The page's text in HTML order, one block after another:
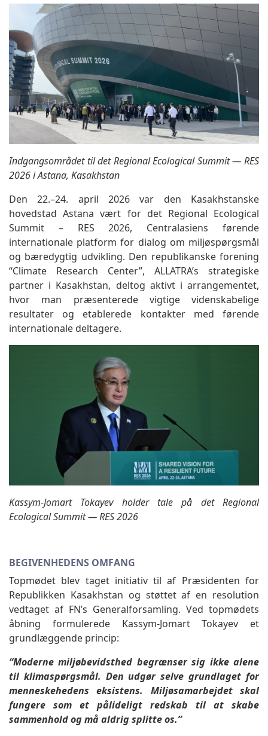
Indgangsområdet til det Regional Ecological Summit — RES
2026 i Astana, Kasakhstan
Den 22.–24. april 2026 var den Kasakhstanske
hovedstad Astana vært for det Regional Ecological
Summit – RES 2026, Centralasiens førende
internationale platform for dialog om miljøspørgsmål
og bæredygtig udvikling. Den republikanske forening
“Climate Research Center”, ALLATRA’s strategiske
partner i Kasakhstan, deltog aktivt i arrangementet,
hvor man præsenterede vigtige videnskabelige
resultater og etablerede kontakter med førende
internationale deltagere.
Kassym-Jomart Tokayev holder tale på det Regional
Ecological Summit — RES 2026
BEGIVENHEDENS OMFANG
Topmødet blev taget initiativ til af Præsidenten for
Republikken Kasakhstan og støttet af en resolution
vedtaget af FN’s Generalforsamling. Ved topmødets
åbning formulerede Kassym-Jomart Tokayev et
grundlæggende princip:
“Moderne miljøbevidsthed begrænser sig ikke alene
til klimaspørgsmål. Den udgør selve grundlaget for
menneskehedens eksistens. Miljøsamarbejdet skal
fungere som et pålideligt redskab til at skabe
sammenhold og må aldrig splitte os.”